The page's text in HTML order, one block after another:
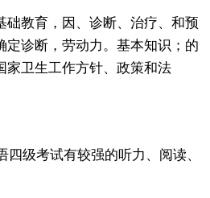
础教育，因、诊断、治疗、和预
定诊断，劳动力。基本知识；的
家卫生工作方针、政策和法
四级考试有较强的听力、阅读、